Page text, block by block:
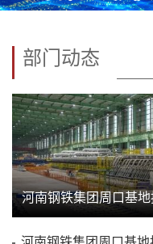
部门动态
河南钢铁集团周口基